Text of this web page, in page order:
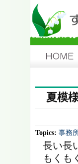
夏模
Topics: 事務
長い長
もくも